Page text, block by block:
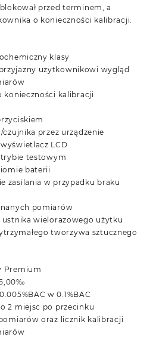
przed terminem, a
o konieczności kalibracji.
klasy
użytkownikowi wygląd
konieczności kalibracji
przez urządzenie
LCD
testowym
baterii
zasilania w przypadku braku
pomiarów
wielorazowego użytku
tworzywa sztucznego
Premium
w 0.1%BAC
2 miejsc po przecinku
oraz licznik kalibracji